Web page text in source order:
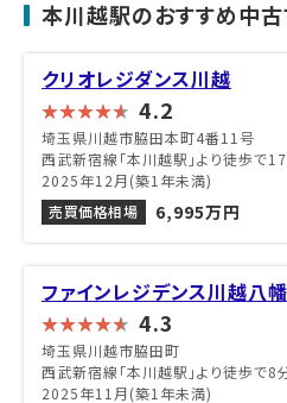
本川越駅のおすすめ中古
クリオレジダンス川越
4.2
埼玉県川越市脇田本町4番11号
西武新宿線「本川越駅」より徒歩で
2025年12月(築1年未満)
売買価格相場
6,995万円
ファインレジデンス川越八
4.3
埼玉県川越市脇田町
西武新宿線「本川越駅」より徒歩で8
2025年11月(築1年未満)